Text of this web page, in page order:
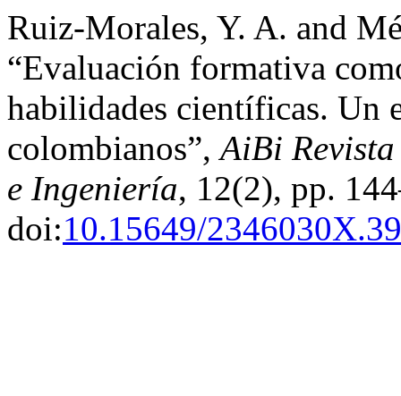
Ruiz-Morales, Y. A. and
“Evaluación formativa
habilidades científicas. Un
colombianos”,AiBi
e Ingeniería, 12(2), pp.
doi:10.15649/